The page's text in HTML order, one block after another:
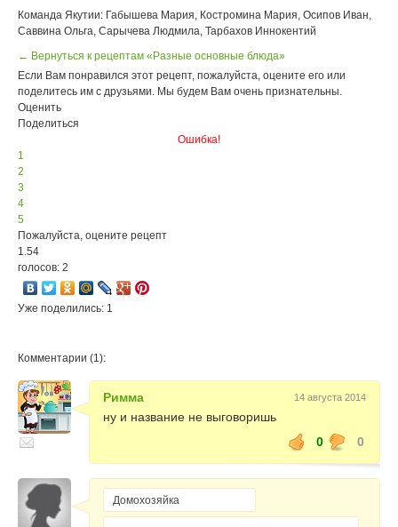
Команда Якутии: Габышева Мария, Костромина Мария, Осипов Иван,
Саввина Ольга, Сарычева Людмила, Тарбахов Иннокентий
← Вернуться к рецептам «Разные основные блюда»
Если Вам понравился этот рецепт, пожалуйста, оцените его или
поделитесь им с друзьями. Мы будем Вам очень признательны.
Оценить
Поделиться
Ошибка!
1
2
3
4
5
Пожалуйста, оцените рецепт
1.54
голосов: 2
Уже поделились: 1
Комментарии (1):
Римма 14 августа 2014
ну и название не выговоришь
0
0